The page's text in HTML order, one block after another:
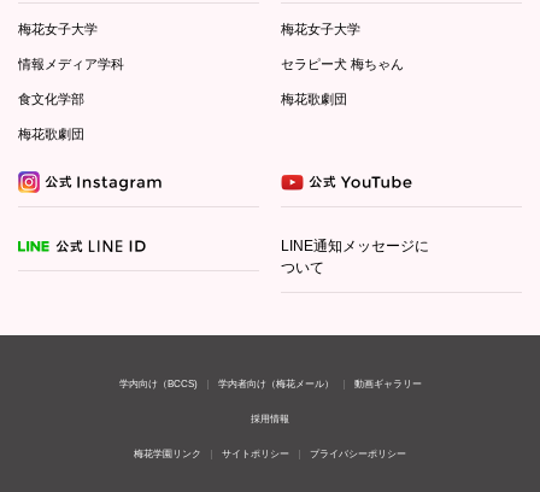
梅花女子大学
情報メディア学科
食文化学部
梅花歌劇団
梅花女子大学
セラピー犬 梅ちゃん
梅花歌劇団
LINE通知メッセージに
ついて
学内向け（BCCS) 学内者向け（梅花メール） 動画ギャラリー
採用情報
梅花学園リンク サイトポリシー プライバシーポリシー